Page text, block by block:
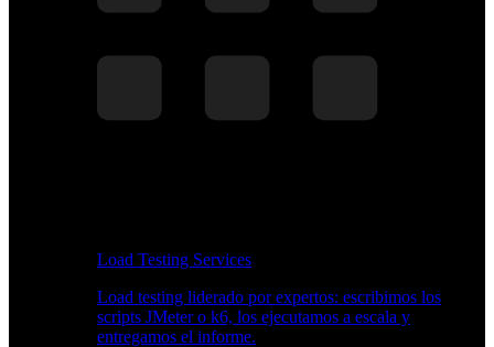
Load Testing Services
Load testing liderado por expertos: escribimos los
scripts JMeter o k6, los ejecutamos a escala y
entregamos el informe.